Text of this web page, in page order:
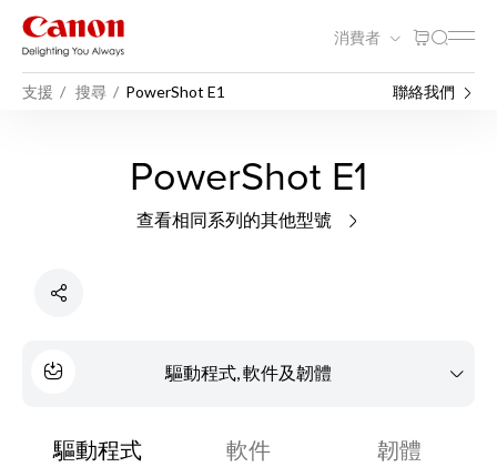
消費者
支援 搜尋 PowerShot E1 聯絡我們
PowerShot E1
查看相同系列的其他型號
驅動程式, 軟件及韌體
驅動程式 軟件 韌體